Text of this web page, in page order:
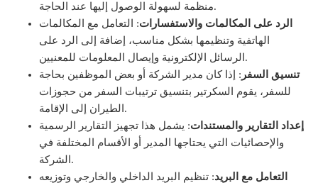
منظمة لسهولة الوصول إليها عند الحاجة.
الرد على المكالمات والاستفسارات: التعامل مع المكالمات
الهاتفية وتنظيمها بشكل مناسب، إضافة إلى الرد على
الرسائل الإلكترونية وإيصال المعلومات للمعنيين.
تنسيق السفر : إذا كان مدير الشركة أو بعض الموظفين بحاجة
للسفر، يقوم السكرتير بتنسيق ترتيبات السفر من حجوزات
الطيران إلى الإقامة.
إعداد التقارير والمستندات: يشمل هذا تجهيز التقارير الرسمية
والإحصائيات التي يحتاجها المدير أو الأقسام المختلفة في
الشركة.
التعامل مع البريد: تنظيم البريد الداخلي والخارجي وتوزيعه